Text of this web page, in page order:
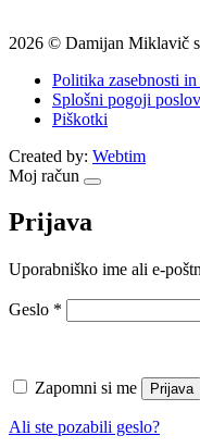
2026 © Damijan Miklavič
Politika zasebnosti
Splošni pogoji
Piškotki
Created by: Webtim
Moj račun
Prijava
Uporabniško ime ali e-
Geslo *
Zapomni si me Prijava
Ali ste pozabili geslo?